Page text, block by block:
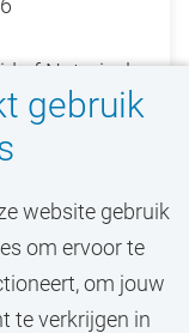
gebruik
website gebruik
om ervoor te
om jouw
te verkrijgen in
of Notarieel
in